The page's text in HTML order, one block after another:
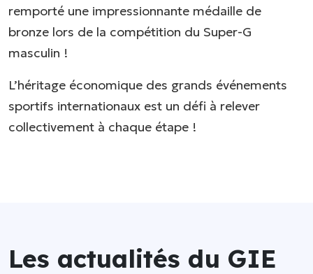
remporté une impressionnante médaille de
bronze lors de la compétition du Super-G
masculin !
L’héritage économique des grands événements
sportifs internationaux est un défi à relever
collectivement à chaque étape !
Les actualités du GIE